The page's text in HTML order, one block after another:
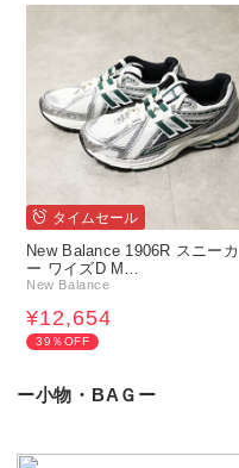
タイムセール
New Balance 1906R スニーカ
ー ワイズD M…
New Balance
¥12,654
39％OFF
ー小物・BAＧー